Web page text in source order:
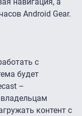
навигация, а
Android Gear.
с
будет
–
контент с